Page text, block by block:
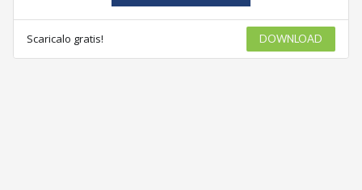
Scaricalo gratis! DOWNLOAD